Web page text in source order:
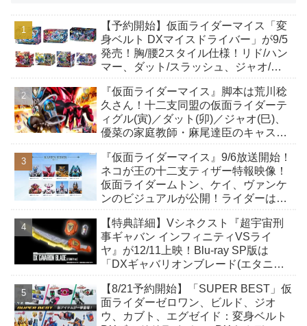
【予約開始】仮面ライダーマイス「変
身ベルト DXマイスドライバー」が9/5
発売！胸/腰2スタイル仕様！リド/ハン
マー、ダット/スラッシュ、ジャオ/バ
も！
『仮面ライダーマイス』脚本は荒川稔
久さん！十二支同盟の仮面ライダーテ
ィグル(寅)／ダット(卯)／ジャオ(巳)、
優菜の家庭教師・麻尾達臣のキャスト
んも変身！
『仮面ライダーマイス』9/6放送開始！
ネコが王の十二支ティザー特報映像！
仮面ライダームトン、ケイ、ヴァンケ
ンのビジュアルが公開！ライダーは子
【特典詳細】Vシネクスト『超宇宙刑
事ギャバン インフィニティVSライ
ヤ』が12/11上映！Blu-ray SP版は
「DXギャバリオンブレード(エタニテ
か豪華特典付き！
【8/21予約開始】「SUPER BEST」仮
面ライダーゼロワン、ビルド、ジオ
ウ、カブト、エグゼイド：変身ベルト